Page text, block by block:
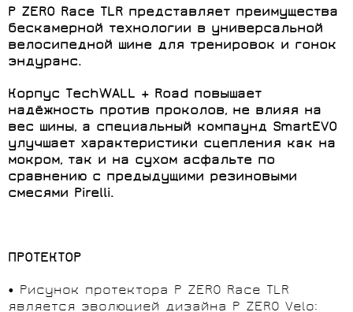
P ZERO Race TLR представляет преимущества
бескамерной технологии в универсальной
велосипедной шине для тренировок и гонок
эндуранс.
Корпус TechWALL + Road повышает
надёжность против проколов, не влияя на
вес шины, а специальный компаунд SmartEVO
улучшает характеристики сцепления как на
мокром, так и на сухом асфальте по
сравнению с предыдущими резиновыми
смесями Pirelli.
ПРОТЕКТОР
• Рисунок протектора P ZERO Race TLR
является эволюцией дизайна P ZERO Velo: